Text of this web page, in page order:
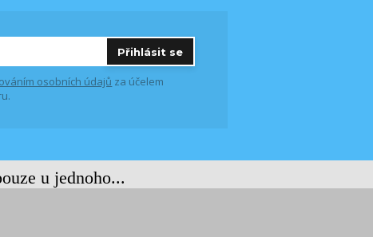
Přihlásit se
osobních údajů za účelem
u jednoho...